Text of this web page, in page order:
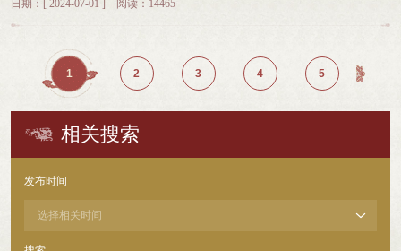
日期：[ 2024-07-01 ] 阅读：14465
1 2 3 4 5
相关搜索
发布时间